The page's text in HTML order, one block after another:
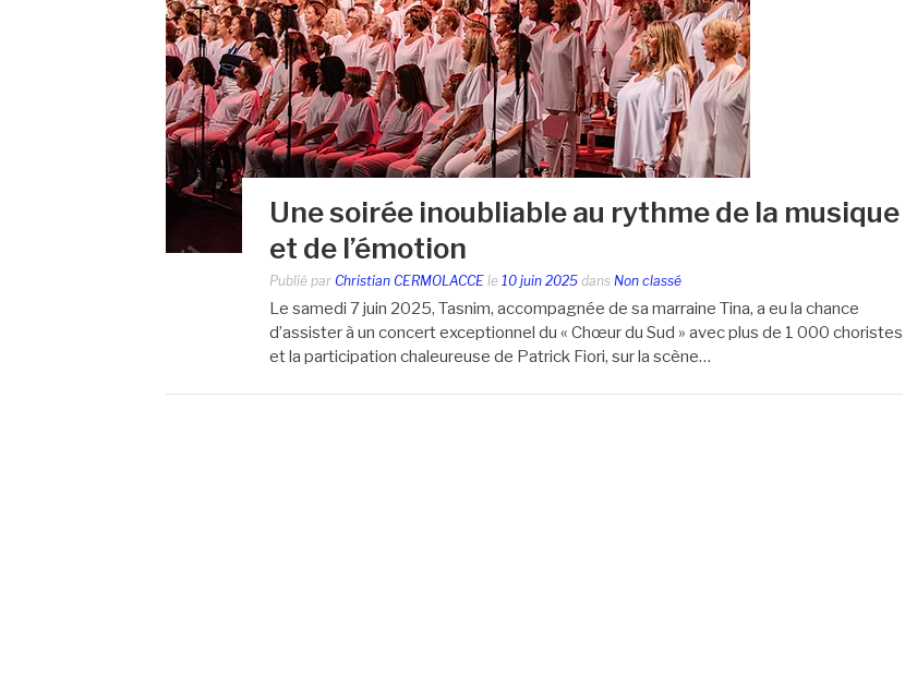
Une soirée inoubliable au rythme de la musique
et de l’émotion
Publié par Christian CERMOLACCE le 10 juin 2025 dans Non classé
Le samedi 7 juin 2025, Tasnim, accompagnée de sa marraine Tina, a eu la chance
d’assister à un concert exceptionnel du « Chœur du Sud » avec plus de 1 000 choristes
et la participation chaleureuse de Patrick Fiori, sur la scène…